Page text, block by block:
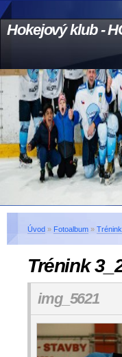
Hokejový klub -
Úvod » Fotoalbum »
Trénink
img_5621